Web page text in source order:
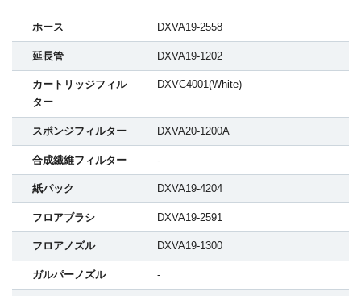
ホース DXVA19-2558
延長管 DXVA19-1202
カートリッジフィル
ター
DXVC4001(White)
スポンジフィルター DXVA20-1200A
合成繊維フィルター -
紙パック DXVA19-4204
フロアブラシ DXVA19-2591
フロアノズル DXVA19-1300
ガルパーノズル -